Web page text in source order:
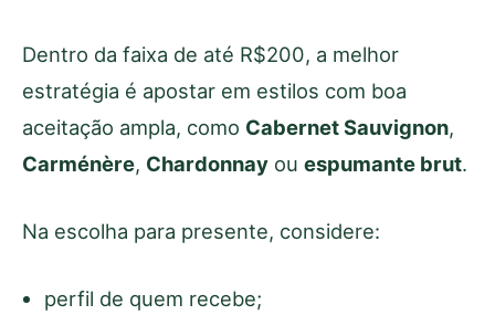
Dentro da faixa de até R$200, a melhor
estratégia é apostar em estilos com boa
aceitação ampla, como Cabernet Sauvignon,
Carménère, Chardonnay ou espumante brut.
Na escolha para presente, considere:
perfil de quem recebe;